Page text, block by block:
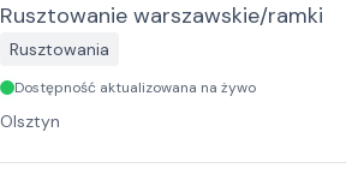
Rusztowanie warszawskie/ramki
Rusztowania
Dostępność aktualizowana na żywo
Olsztyn